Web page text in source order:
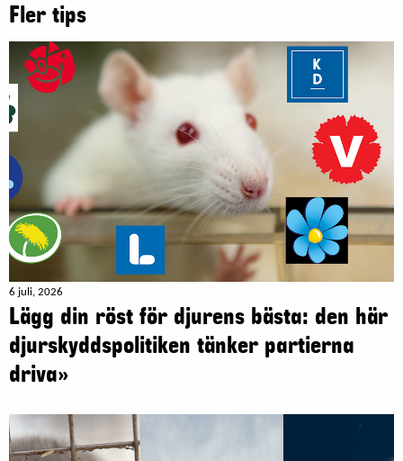
Fler tips
6 juli, 2026
Lägg din röst för djurens bästa: den här
djurskyddspolitiken tänker partierna
driva»